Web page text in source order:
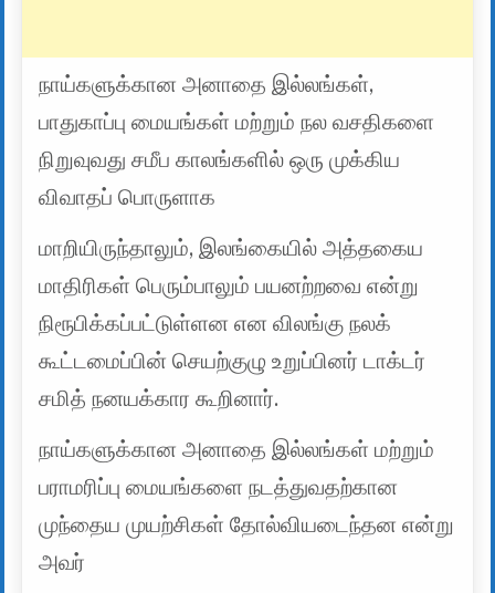
நாய்களுக்கான அனாதை இல்லங்கள்,
பாதுகாப்பு மையங்கள் மற்றும் நல வசதிகளை
நிறுவுவது சமீப காலங்களில் ஒரு முக்கிய
விவாதப் பொருளாக
மாறியிருந்தாலும், இலங்கையில் அத்தகைய
மாதிரிகள் பெரும்பாலும் பயனற்றவை என்று
நிரூபிக்கப்பட்டுள்ளன என விலங்கு நலக்
கூட்டமைப்பின் செயற்குழு உறுப்பினர் டாக்டர்
சமித் நனயக்கார கூறினார்.
நாய்களுக்கான அனாதை இல்லங்கள் மற்றும்
பராமரிப்பு மையங்களை நடத்துவதற்கான
முந்தைய முயற்சிகள் தோல்வியடைந்தன என்று
அவர்